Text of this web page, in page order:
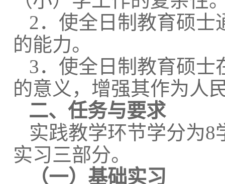
2． 使全日制教育硕士
的能力。
3．使全日制教育硕
的意义，增强其作为人
二、任务与要求
实践教学环节学分为8
实习三部分。
（一）基础实习